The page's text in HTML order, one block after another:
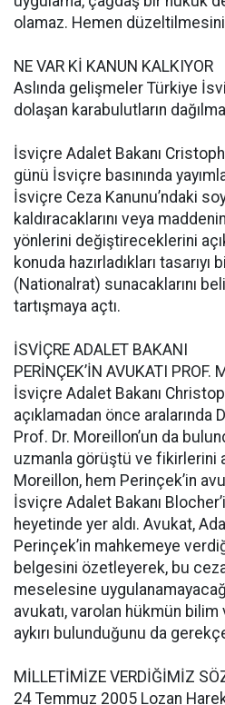
olamaz. Hemen
NE VAR Kİ KANUN KALKIYOR
Aslında gelişmeler Türkiye
dolaşan karabulutların
İsviçre Adalet Bakanı
günü İsviçre basınında
İsviçre Ceza Kanunu’ndaki
kaldıracaklarını veya
yönlerini değiştireceklerini
konuda hazırladıkları
(Nationalrat) sunacaklarını
tartışmaya açtı.
İSVİÇRE ADALET BAKANI
PERİNÇEK’İN AVUKATI PROF.
İsviçre Adalet Bakanı
açıklamadan önce aralarında
Prof. Dr. Moreillon’un da
uzmanla görüştü ve fikirlerini
Moreillon, hem Perinçek’in
İsviçre Adalet Bakanı
heyetinde yer aldı. Avukat,
Perinçek’in mahkemeye
belgesini özetleyerek, bu
meselesine
avukatı, varolan hükmün
aykırı bulunduğunu da
MİLLETİMİZE VERDİĞİMİZ
24 Temmuz 2005 Lozan